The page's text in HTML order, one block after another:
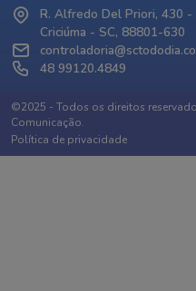
R. Alfredo Del Priori, 430 -
Criciúma - SC, 88801-630
48 99120.4849
©2025 - Todos os direitos
Comunicação.
Política de privacidade